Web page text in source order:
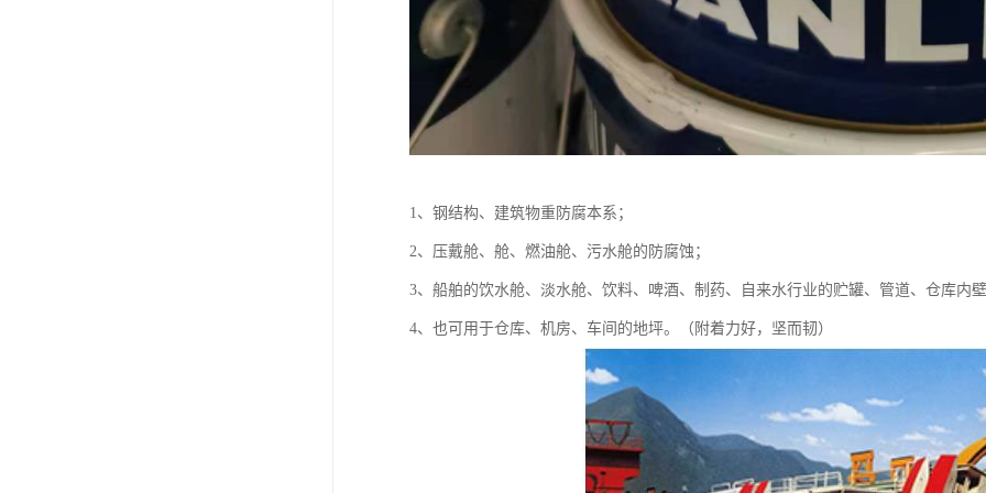
1、钢结构、建筑物重防腐本系；
2、压戴舱、舱、燃油舱、污水舱的防腐蚀；
3、船舶的饮水舱、淡水舱、饮料、啤酒、制药、自来水行业的贮罐、管道、仓库内
4、也可用于仓库、机房、车间的地坪。（附着力好，坚而韧）